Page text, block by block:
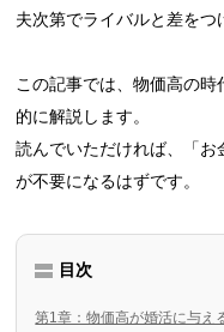
夫次第でライバルと差をつ
この記事では、物価高の
的に解説します。
読んでいただければ、「
が不要になるはずです。
目次
第1章：物価高が婚活に与え